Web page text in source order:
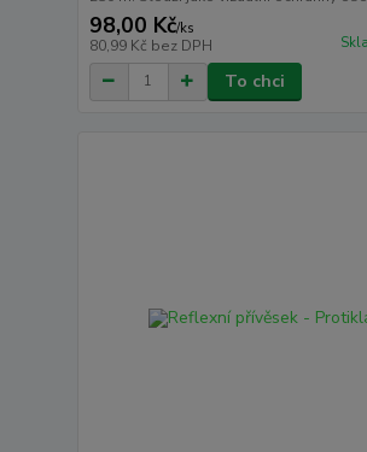
98,00 Kč/ks
80,99 Kč bez DPH
To chci